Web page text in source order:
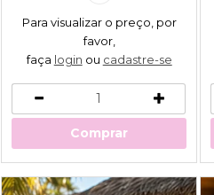
Para visualizar o preço, por
favor,
faça login ou cadastre-se
Comprar